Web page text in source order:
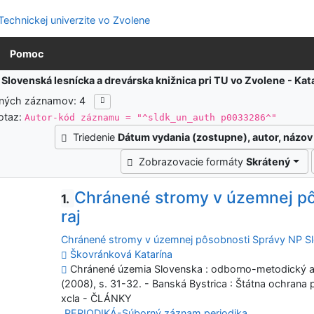
Pomoc
Slovenská lesnícka a drevárska knižnica pri TU vo Zvolene -
záznamov: 4
Autor-kód záznamu = "^sldk_un_auth p0033286^"
Triedenie Dátum vydania (zostupne), autor, názov
Zobrazovacie formátySkrátený
1. Chránené stromy v územnej
raj
Chránené stromy v územnej pôsobnosti Správy NP
Škovránková Katarína
Chránené územia Slovenska : odborno-metodický
(2008), s. 31-32. - Banská Bystrica : Štátna ochrana
xcla - ČLÁNKY